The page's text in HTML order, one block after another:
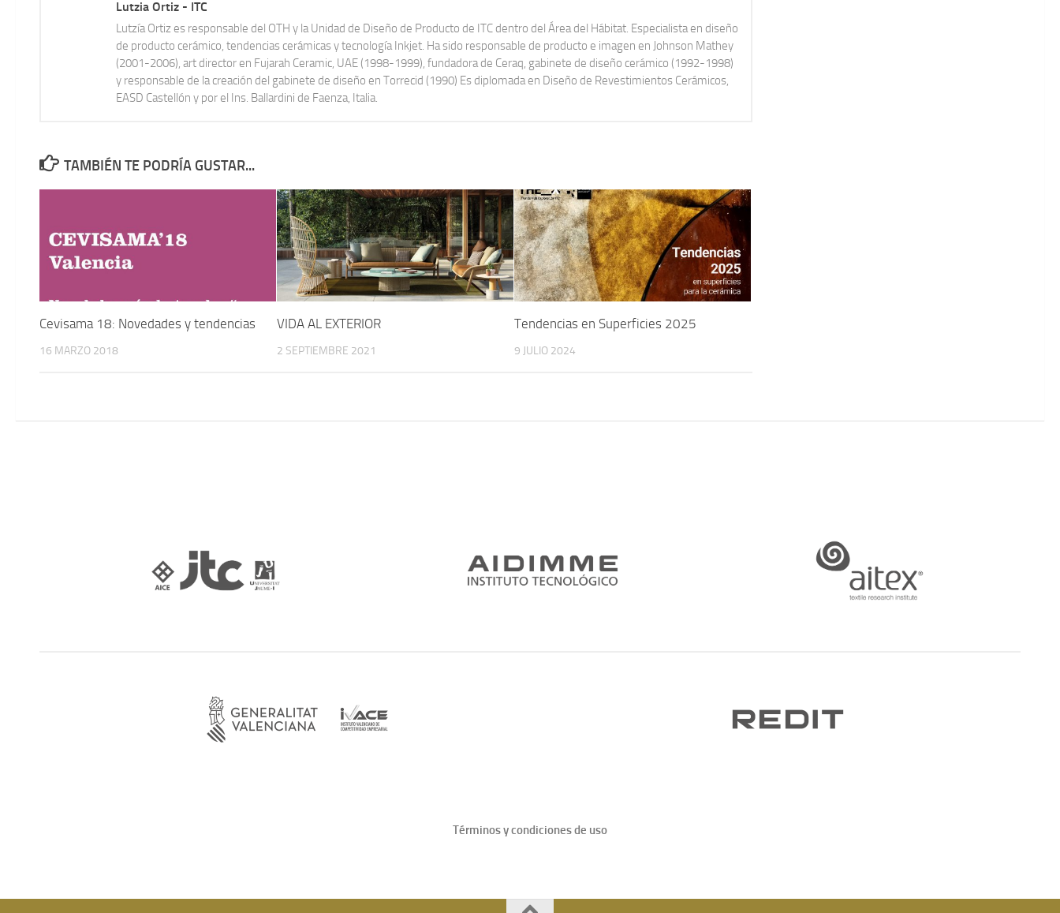
Lutzia Ortiz - ITC
Lutzía Ortiz es responsable del OTH y la Unidad de Diseño de Producto de ITC dentro del Área del Hábitat. Especialista en diseño
de producto cerámico, tendencias cerámicas y tecnología Inkjet. Ha sido responsable de producto e imagen en Johnson Mathey
(2001-2006), art director en Fujarah Ceramic, UAE (1998-1999), fundadora de Ceraq, gabinete de diseño cerámico (1992-1998)
y responsable de la creación del gabinete de diseño en Torrecid (1990) Es diplomada en Diseño de Revestimientos Cerámicos,
EASD Castellón y por el Ins. Ballardini de Faenza, Italia.
TAMBIÉN TE PODRÍA GUSTAR...
Cevisama 18: Novedades y tendencias
16 MARZO 2018
VIDA AL EXTERIOR
2 SEPTIEMBRE 2021
Tendencias en Superficies 2025
9 JULIO 2024
Términos y condiciones de uso